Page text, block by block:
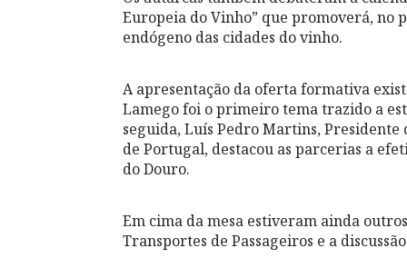
Europeia do Vinho” que promoverá,
endógeno das cidades do vinho.
A apresentação da oferta formativa
Lamego foi o primeiro tema trazido a
seguida, Luís Pedro Martins,
de Portugal, destacou as parcerias a
do Douro.
Em cima da mesa estiveram ainda
Transportes de Passageiros e a